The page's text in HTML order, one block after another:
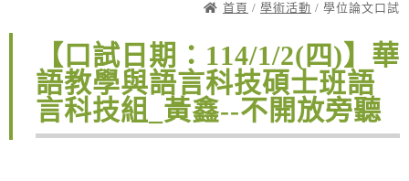
首頁 / 學術活動 / 學位論文口試
【口試日期：114/1/2(四)】華
語教學與語言科技碩士班語
言科技組_黃鑫--不開放旁聽